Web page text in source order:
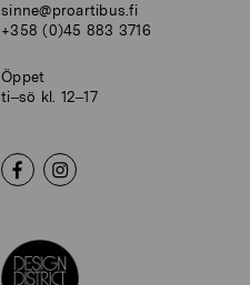
sinne@proartibus.fi
+358 (0)45 883 3716
Öppet
ti–sö kl. 12–17